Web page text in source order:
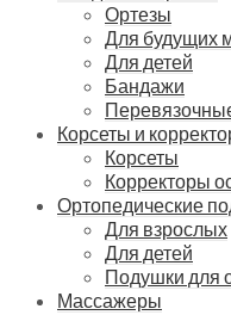
Ортезы
Для будущих
Для детей
Бандажи
Корсеты и
Корсеты
Корректоры
Ортопедические
Для взрослых
Для детей
Подушки для
Массажеры